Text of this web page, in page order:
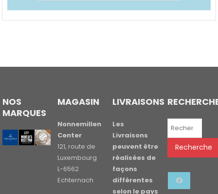
NOS
MARQUES
MAGASIN
Nonnemillen
Center
121, route de
Luxembourg
L-6562
Echternach
LIVRAISONS
Les
Livraisons
peuvent être
réalisées de
façons
différentes
selon le pays
Recherche
Recherche